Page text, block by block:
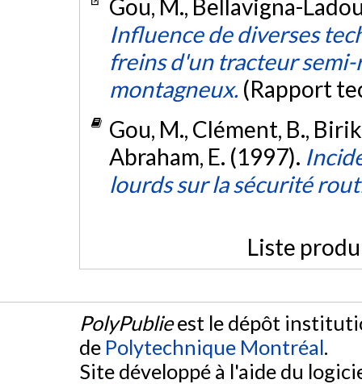
Gou, M., Bellavigna-
Influence de diverses
freins d'un tracteur
montagneux. (Rapport
Gou, M., Clément, B.,
Abraham, E. (1997).
lourds sur la sécurité
Liste
PolyPublieest le dépôt
de Polytechnique Montréal.
Site développé à l'aide du